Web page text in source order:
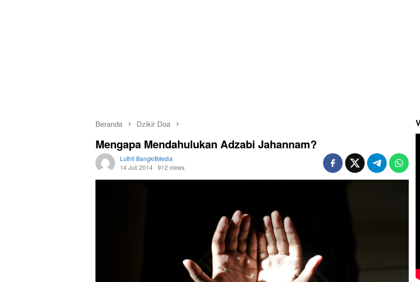
Beranda Dzikir Doa
Mengapa Mendahulukan Adzabi Jahannam?
Luthfi BangkitMedia
14 Juli 2014 912 views